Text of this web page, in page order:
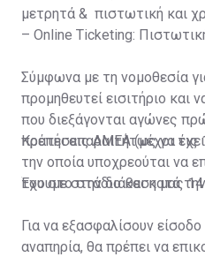
μετρητά & πιστωτική και
– Online Ticketing:
Σύμφωνα με τη νομοθεσία
προμηθευτεί εισιτήριο και
που διεξάγονται αγώνες
πρέπει απαραιτήτως να
την οποία υποχρεούται να
του στο στάδιο και κατά
Κρατήσεις ΑΜΕΑ (μέχρι
Έχουμε στην διάθεση μας
Για να εξασφαλίσουν
αναπηρία, θα πρέπει να